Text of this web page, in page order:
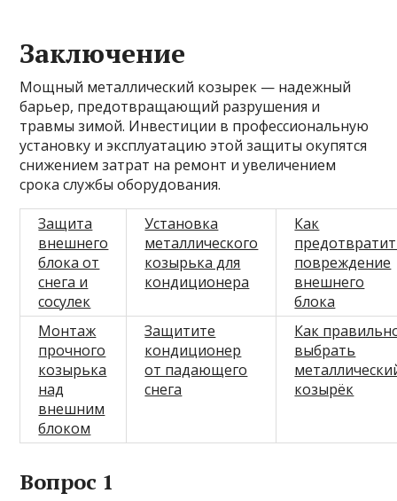
Заключение
Мощный металлический козырек — надежный
барьер, предотвращающий разрушения и
травмы зимой. Инвестиции в профессиональную
установку и эксплуатацию этой защиты окупятся
снижением затрат на ремонт и увеличением
срока службы оборудования.
Защита
внешнего
блока от
снега и
сосулек
Установка
металлического
козырька для
кондиционера
Как
повреждение
внешнего
блока
Монтаж
прочного
козырька
над
внешним
блоком
Защитите
кондиционер
от падающего
снега
Как
выбрать
козырёк
Вопрос 1